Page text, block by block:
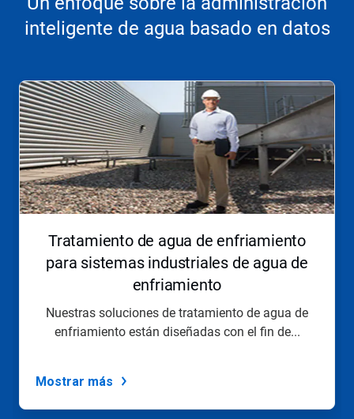
inteligente de agua basado en datos
Esto
es
un
carrusel.
Use
los
botones
Siguiente
Anterior
navegar,
diapositiva
utilizando
diapositiva.
Tratamiento de agua de enfriamiento
para sistemas industriales de agua de
enfriamiento
Nuestras soluciones de tratamiento de agua de
enfriamiento están diseñadas con el fin de...
Mostrar más